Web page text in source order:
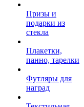
Призы и
подарки из
стекла
Плакетки,
панно, тарелки
Футляры для
наград